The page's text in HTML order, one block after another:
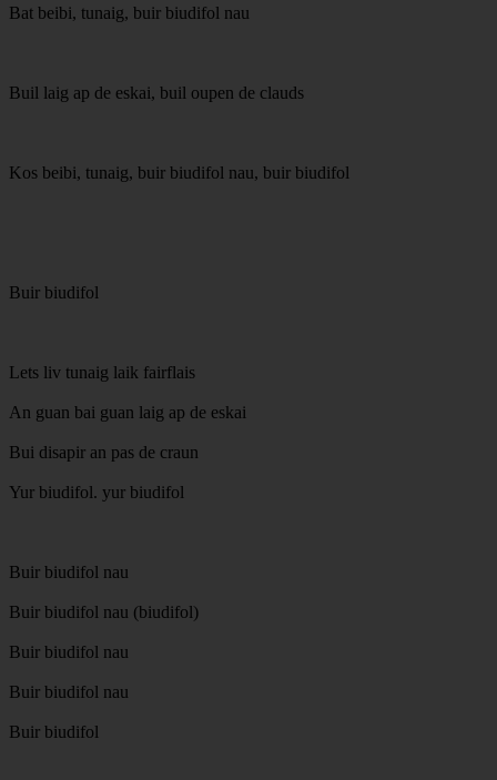
Bat beibi, tunaig, buir biudifol nau
Buil laig ap de eskai, buil oupen de clauds
Kos beibi, tunaig, buir biudifol nau, buir biudifol
Buir biudifol
Lets liv tunaig laik fairflais
An guan bai guan laig ap de eskai
Bui disapir an pas de craun
Yur biudifol. yur biudifol
Buir biudifol nau
Buir biudifol nau (biudifol)
Buir biudifol nau
Buir biudifol nau
Buir biudifol